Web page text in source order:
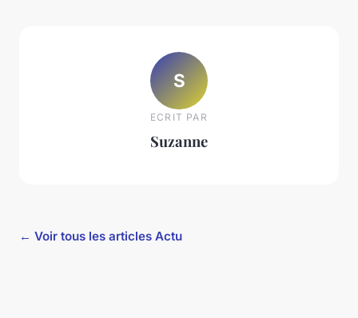
S
ECRIT PAR
Suzanne
← Voir tous les articles Actu